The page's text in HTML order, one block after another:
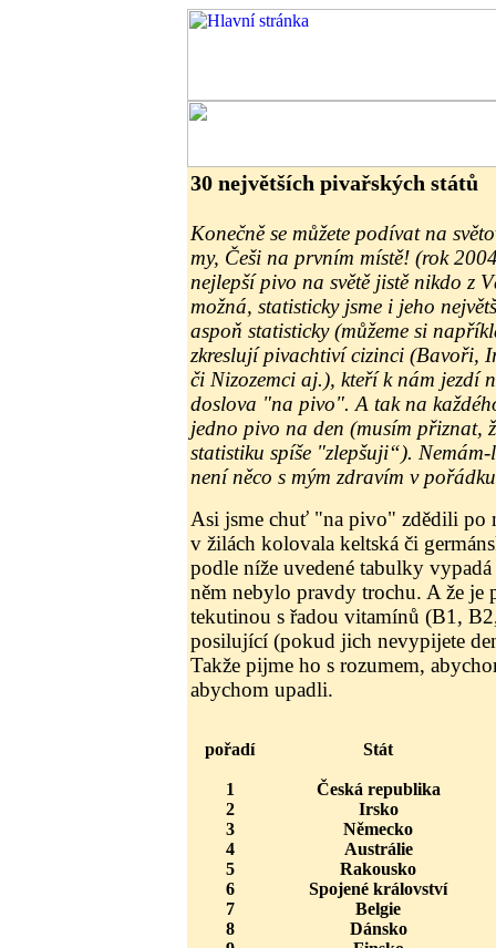
30 největších pivařských států
Konečně se můžete podívat na
my, Češi na prvním místě! (rok
nejlepší pivo na světě jistě nikdo z
možná, statisticky jsme i jeho
aspoň statisticky (můžeme si
zkreslují pivachtiví cizinci (Bavoři,
či Nizozemci aj.), kteří k nám jezdí
doslova "na pivo". A tak na
jedno pivo na den (musím přiznat,
statistiku spíše "zlepšuji“).
není něco s mým zdravím v
Asi jsme chuť "na pivo" zdědili po
v žilách kolovala keltská či
podle níže uvedené tabulky
něm nebylo pravdy trochu. A že je
tekutinou s řadou vitamínů (B1,
posilující (pokud jich nevypijete
Takže pijme ho s rozumem,
abychom upadli.
pořadí Stát
1
Česká republika
2
Irsko
3
Německo
4
Austrálie
5
Rakousko
6
Spojené království
7
Belgie
8
Dánsko